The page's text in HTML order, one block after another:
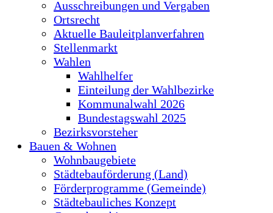
Ausschreibungen und Vergaben
Ortsrecht
Aktuelle Bauleitplanverfahren
Stellenmarkt
Wahlen
Wahlhelfer
Einteilung der Wahlbezirke
Kommunalwahl 2026
Bundestagswahl 2025
Bezirksvorsteher
Bauen & Wohnen
Wohnbaugebiete
Städtebauförderung (Land)
Förderprogramme (Gemeinde)
Städtebauliches Konzept